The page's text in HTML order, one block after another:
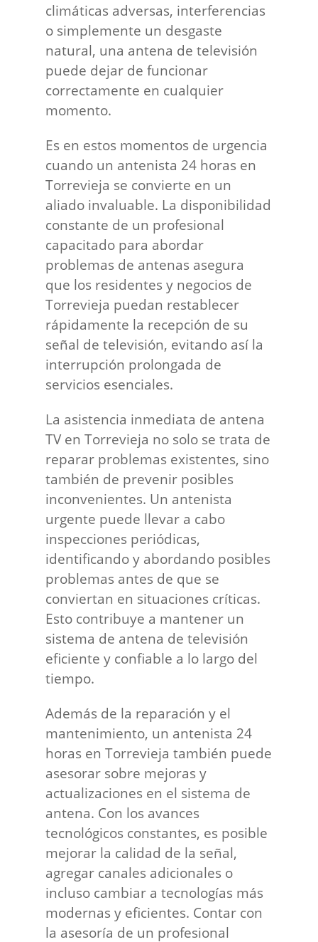
climáticas adversas, interferencias
o simplemente un desgaste
natural, una antena de televisión
puede dejar de funcionar
correctamente en cualquier
momento.
Es en estos momentos de urgencia
cuando un antenista 24 horas en
Torrevieja se convierte en un
aliado invaluable. La disponibilidad
constante de un profesional
capacitado para abordar
problemas de antenas asegura
que los residentes y negocios de
Torrevieja puedan restablecer
rápidamente la recepción de su
señal de televisión, evitando así la
interrupción prolongada de
servicios esenciales.
La asistencia inmediata de antena
TV en Torrevieja no solo se trata de
reparar problemas existentes, sino
también de prevenir posibles
inconvenientes. Un antenista
urgente puede llevar a cabo
inspecciones periódicas,
identificando y abordando posibles
problemas antes de que se
conviertan en situaciones críticas.
Esto contribuye a mantener un
sistema de antena de televisión
eficiente y confiable a lo largo del
tiempo.
Además de la reparación y el
mantenimiento, un antenista 24
horas en Torrevieja también puede
asesorar sobre mejoras y
actualizaciones en el sistema de
antena. Con los avances
tecnológicos constantes, es posible
mejorar la calidad de la señal,
agregar canales adicionales o
incluso cambiar a tecnologías más
modernas y eficientes. Contar con
la asesoría de un profesional